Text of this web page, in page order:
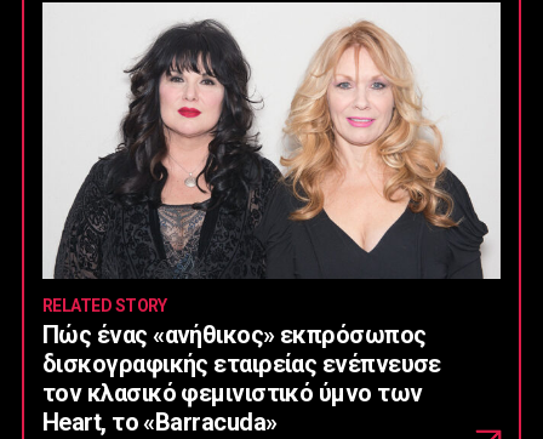
RELATED STORY
Πώς ένας «ανήθικος» εκπρόσωπος
δισκογραφικής εταιρείας ενέπνευσε
τον κλασικό φεμινιστικό ύμνο των
Heart, το «Barracuda»